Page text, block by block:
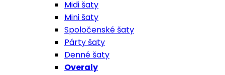
Midi šaty
Mini šaty
Spoločenské šaty
Párty šaty
Denné šaty
Overaly